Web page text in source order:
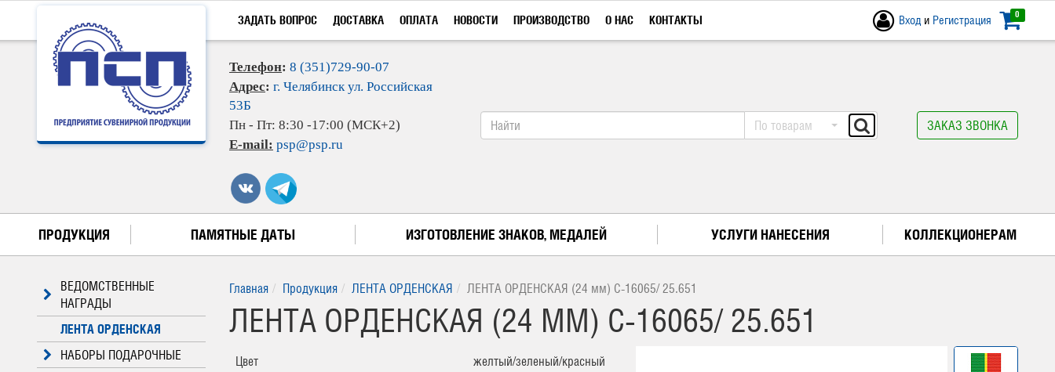
ЗАДАТЬ ВОПРОС ДОСТАВКА ОПЛАТА НОВОСТИ ПРОИЗВОДСТВО О НАС КОНТАКТЫ 0
Вход и Регистрация
Телефон: 8 (351)729-90-07
Адрес: г. Челябинск ул. Российская
53Б
Пн - Пт: 8:30 -17:00 (МСК+2)
E-mail: psp@psp.ru
По товарам ЗАКАЗ ЗВОНКА
ПРОДУКЦИЯ ПАМЯТНЫЕ ДАТЫ ИЗГОТОВЛЕНИЕ ЗНАКОВ, МЕДАЛЕЙ УСЛУГИ НАНЕСЕНИЯ КОЛЛЕКЦИОНЕРАМ
ВЕДОМСТВЕННЫЕ
НАГРАДЫ
ЛЕНТА ОРДЕНСКАЯ
НАБОРЫ ПОДАРОЧНЫЕ
Главная Продукция ЛЕНТА ОРДЕНСКАЯ ЛЕНТА ОРДЕНСКАЯ (24 мм) С-16065/ 25.651
ЛЕНТА ОРДЕНСКАЯ (24 ММ) С-16065/ 25.651
Цвет
желтый/зеленый/красный